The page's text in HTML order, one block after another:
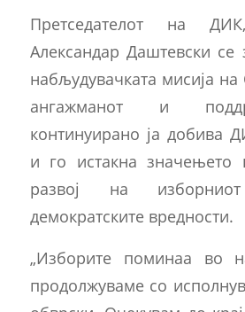
Претседателот на
Александар Даштевски се
набљудувачката мисија
ангажманот и
континуирано ја добива
и го истакна значењето
развој на
демократските вредности.
„Изборите поминаа во
продолжуваме со